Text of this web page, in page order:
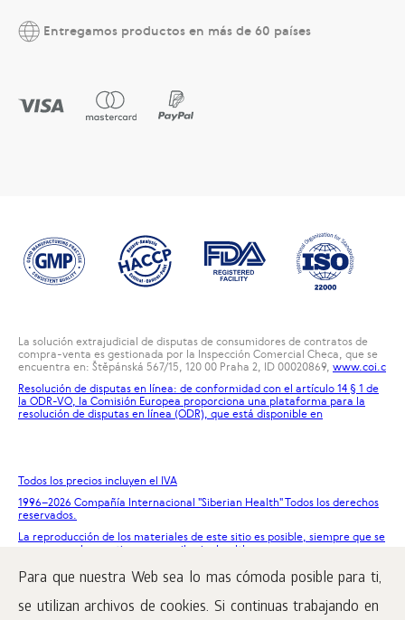
Para que nuestra Web sea lo mas cómoda posible para ti,
se utilizan archivos de cookies. Si continuas trabajando en
Entregamos productos en más de 60 países
La solución extrajudicial de disputas de consumidores de contratos de
compra-venta es gestionada por la Inspección Comercial Checa, que se
encuentra en: Štěpánská 567/15, 120 00 Praha 2, ID 00020869, www.coi.c
Resolución de disputas en línea: de conformidad con el artículo 14 § 1 de
la ODR-VO, la Comisión Europea proporciona una plataforma para la
resolución de disputas en línea (ODR), que está disponible en
Todos los precios incluyen el IVA
1996–2026 Compañía Internacional "Siberian Health" Todos los derechos
reservados.
La reproducción de los materiales de este sitio es posible, siempre que se
ponga un enlace activo a www.siberianhealth.com.
Reclamaciones
Condiciones de compra